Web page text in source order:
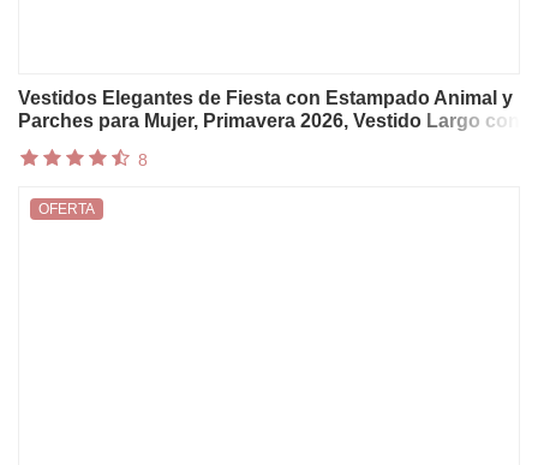
Vestidos Elegantes de Fiesta con Estampado Animal y
Parches para Mujer, Primavera 2026, Vestido Largo con
Mangas para Vacaciones de Verano
8
OFERTA